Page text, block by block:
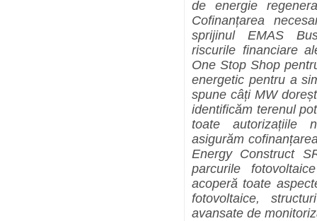
de energie
Cofinanțarea
sprijinul EMAS
riscurile financiare
One Stop Shop
energetic pentru a
spune câți MW
identificăm terenul
toate autorizațiile
asigurăm
Energy Construct
parcurile
acoperă toate
fotovoltaice,
avansate de